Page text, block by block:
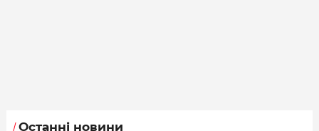
Останні новини